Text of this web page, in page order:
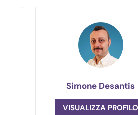
Simone Desantis
VISUALIZZA PROFILO